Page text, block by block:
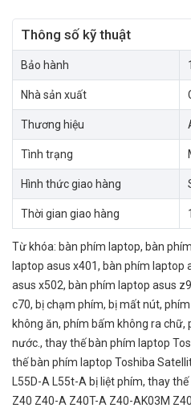
Thông số kỹ thuật
Bảo hành
Nhà sản xuất
Thương hiệu
Tình trạng
Hình thức giao hàng
Thời gian giao hàng
Từ khóa: bàn phím laptop, bàn
laptop asus x401, bàn phím laptop
asus x502, bàn phím laptop asus
c70, bị chạm phím, bị mất nút,
không ăn, phím bấm không ra chữ,
nước., thay thế bàn phím laptop
thế bàn phím laptop Toshiba
L55D-A L55t-A bị liệt phím, thay thế
Z40 Z40-A Z40T-A Z40-AK03M